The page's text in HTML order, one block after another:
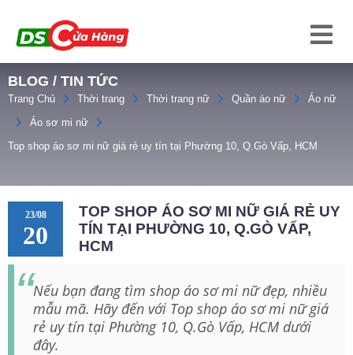
BLOG / TIN TỨC
Trang Chủ Thời trang Thời trang nữ Quần áo nữ
Áo nữ
Áo sơ mi nữ
Top shop áo sơ mi nữ giá rẻ uy tín tại Phường 10, Q.Gò Vấp, HCM
23/08
20
TOP SHOP ÁO SƠ MI NỮ GIÁ RẺ UY
TÍN TẠI PHƯỜNG 10, Q.GÒ VẤP,
HCM
Nếu bạn đang tìm shop áo sơ mi nữ đẹp, nhiều
mẫu mã. Hãy đến với Top shop áo sơ mi nữ giá
rẻ uy tín tại Phường 10, Q.Gò Vấp, HCM dưới
đây.